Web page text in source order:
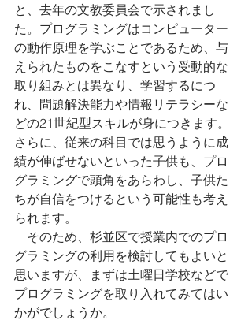
と、去年の文教委員会で示されまし
た。プログラミングはコンピューター
の動作原理を学ぶことであるため、与
えられたものをこなすという受動的な
取り組みとは異なり、学習するにつ
れ、問題解決能力や情報リテラシーな
どの21世紀型スキルが身につきます。
さらに、従来の科目では思うように成
績が伸ばせないといった子供も、プロ
グラミングで頭角をあらわし、子供た
ちが自信をつけるという可能性も考え
られます。
そのため、杉並区で授業内でのプロ
グラミングの利用を検討してもよいと
思いますが、まずは土曜日学校などで
プログラミングを取り入れてみてはい
かがでしょうか。